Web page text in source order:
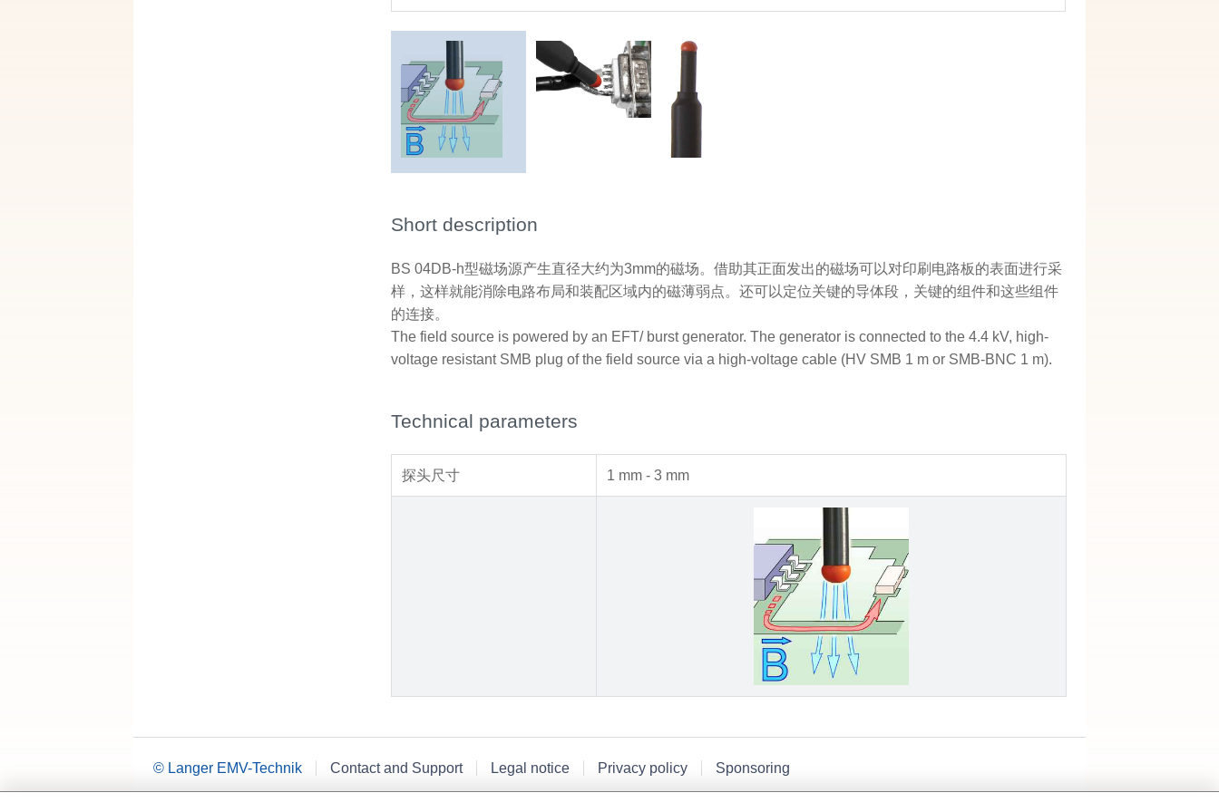
Short description
BS 04DB-h型磁场源产生直径大约为3mm的磁场。借助其正面发出的磁场可以对印刷电路板的表面进行采
样，这样就能消除电路布局和装配区域内的磁薄弱点。还可以定位关键的导体段，关键的组件和这些组件
的连接。
The field source is powered by an EFT/ burst generator. The generator is connected to the 4.4 kV, high-
voltage resistant SMB plug of the field source via a high-voltage cable (HV SMB 1 m or SMB-BNC 1 m).
Technical parameters
探头尺寸 1 mm - 3 mm
© Langer EMV-Technik Contact and Support Legal notice Privacy policy Sponsoring